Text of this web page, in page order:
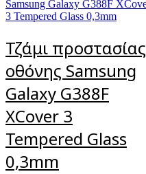
Τζάμι προστασίας
οθόνης Samsung
Galaxy G388F
XCover 3
Tempered Glass
0,3mm